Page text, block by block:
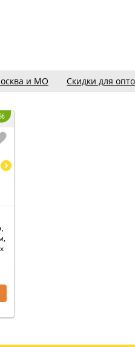
и МО Скидки для